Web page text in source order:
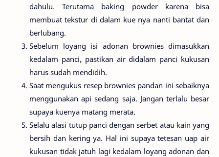
dahulu. Terutama baking powder karena bisa
membuat tekstur di dalam kue nya nanti bantat dan
berlubang.
Sebelum loyang isi adonan brownies dimasukkan
kedalam panci, pastikan air didalam panci kukusan
harus sudah mendidih.
Saat mengukus resep brownies pandan ini sebaiknya
menggunakan api sedang saja. Jangan terlalu besar
supaya kuenya matang merata.
Selalu alasi tutup panci dengan serbet atau kain yang
bersih dan kering ya. Hal ini supaya tetesan uap air
kukusan tidak jatuh lagi kedalam loyang adonan dan